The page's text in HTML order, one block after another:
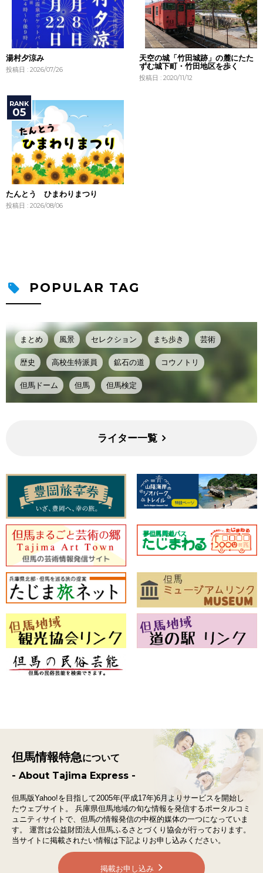
湯村夕涼み
投稿日 : 2026/07/26
天空の城「竹田城跡」の麓にたた
ずむ城下町・竹田地区を歩く
投稿日 : 2020/11/12
たんとう ひまわりまつり
投稿日 : 2026/08/06
POPULAR TAG
まとめ 風景 セレクション まち歩き 芸術
歴史 高校生特派員 鉱石の道 コウノトリ
但馬ドーム 但馬 但馬検定
ライター一覧
但馬情報特急について
- About Tajima Express -
但馬版Yahoo!を目指して2005年(平成17年)6月よりサービスを開始し
たウェブサイト。
兵庫県但馬地域の旬な情報を発信するポータルコミ
ュニティサイトで、 但馬の情報発信の中枢的媒体の一つになっていま
す。
運営は公益財団法人但馬ふるさとづくり協会が行っております。
当サイトに掲載されたい情報は下記よりお申し込みください。
掲載お申し込み